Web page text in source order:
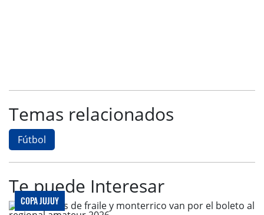
Temas relacionados
Fútbol
Te puede Interesar
COPA JUJUY